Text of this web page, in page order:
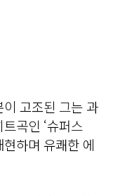
고조된 그는 과
곡인 ‘슈퍼스
하며 유쾌한 에